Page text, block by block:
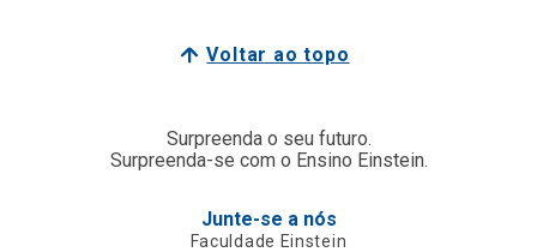
Voltar ao topo
Surpreenda o seu futuro.
Surpreenda-se com o Ensino Einstein.
Junte-se a nós
Faculdade Einstein